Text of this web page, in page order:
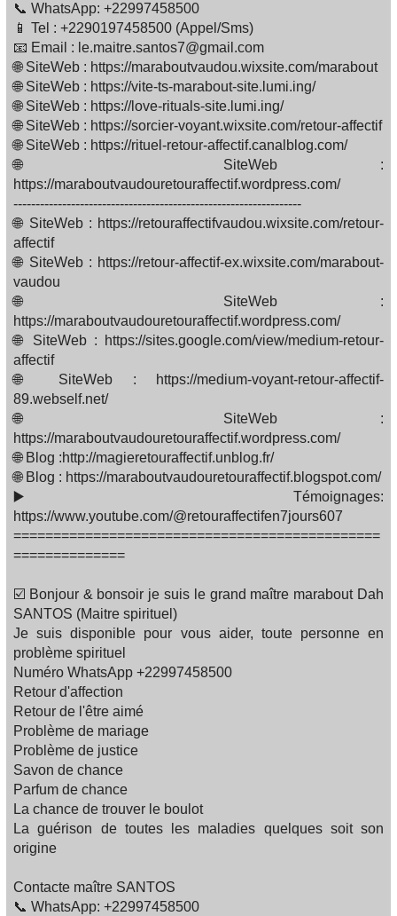
📞 WhatsApp: +22997458500
📱 Tel : +2290197458500 (Appel/Sms)
📧 Email : le.maitre.santos7@gmail.com
🌐 SiteWeb : https://maraboutvaudou.wixsite.com/marabout
🌐 SiteWeb : https://vite-ts-marabout-site.lumi.ing/
🌐 SiteWeb : https://love-rituals-site.lumi.ing/
🌐 SiteWeb : https://sorcier-voyant.wixsite.com/retour-affectif
🌐 SiteWeb : https://rituel-retour-affectif.canalblog.com/
🌐 SiteWeb :
https://maraboutvaudouretouraffectif.wordpress.com/
-----------------------------------------------------------------
🌐 SiteWeb : https://retouraffectifvaudou.wixsite.com/retour-
affectif
🌐 SiteWeb : https://retour-affectif-ex.wixsite.com/marabout-
vaudou
🌐 SiteWeb :
https://maraboutvaudouretouraffectif.wordpress.com/
🌐 SiteWeb : https://sites.google.com/view/medium-retour-
affectif
🌐 SiteWeb : https://medium-voyant-retour-affectif-
89.webself.net/
🌐 SiteWeb :
https://maraboutvaudouretouraffectif.wordpress.com/
🌐 Blog :http://magieretouraffectif.unblog.fr/
🌐 Blog : https://maraboutvaudouretouraffectif.blogspot.com/
▶️ Témoignages:
https://www.youtube.com/@retouraffectifen7jours607
==============================================
==============
☑️ Bonjour & bonsoir je suis le grand maître marabout Dah
SANTOS (Maitre spirituel)
Je suis disponible pour vous aider, toute personne en
problème spirituel
Numéro WhatsApp +22997458500
Retour d'affection
Retour de l'être aimé
Problème de mariage
Problème de justice
Savon de chance
Parfum de chance
La chance de trouver le boulot
La guérison de toutes les maladies quelques soit son
origine
Contacte maître SANTOS
📞 WhatsApp: +22997458500